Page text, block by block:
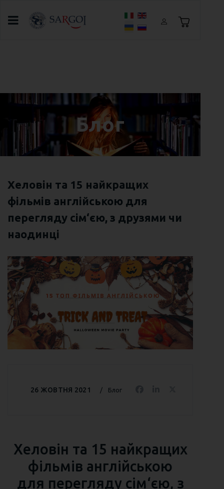
Оберіть свою мову
Блог
Хеловін та 15 найкращих
фільмів англійською для
перегляду сім‘єю, з друзями чи
наодинці
Блог
26 ЖОВТНЯ 2021
Хеловін та 15 найкращих
фільмів англійською
для перегляду сім‘єю, з